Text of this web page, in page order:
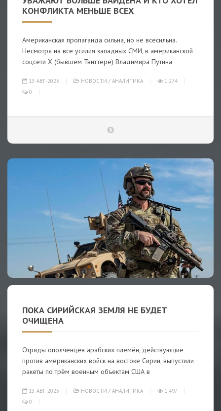
КОНФЛИКТА МЕНЬШЕ ВСЕХ
Американская пропаганда сильна, но не всесильна.
Несмотря на все усилия западных СМИ, в американской
соцсети X (бывшем Твиттере) Владимира Путина
13-АВГ-2023 НОВОСТИ / АНАЛИТИКА
1 274
0
ПОКА СИРИЙСКАЯ ЗЕМЛЯ НЕ БУДЕТ
ОЧИЩЕНА
Отряды ополченцев арабских племён, действующие
против американских войск на востоке Сирии, выпустили
ракеты по трём военным объектам США в
13-АВГ-2023 НОВОСТИ / АНАЛИТИКА
1 497
0